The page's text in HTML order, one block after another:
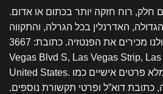
חלק, רוח חזקה יותר בכתום או אדום.
האדרנלין בכל הגרלה, והתקווה
שהפעם זה יקרה – כולנו מכירים את הפנטזיה. כתובת: 3667 Las
Vegas Blvd S, Las Vegas Strip,
United States. לאחר מכן, תתבקש למלא פרטים אישיים כמו
דוא”ל ופרטי תקשורת נוספים.